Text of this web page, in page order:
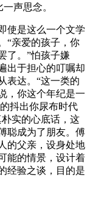
声思念。
使是这么一个文学
“亲爱的孩子，你
了。”怕孩子嫌
出于担心的叮嘱却
表达。“这一类的
，你这个年纪是一
抖出你尿布时代
实的心底话，这
聪成为了朋友。傅
的父亲，设身处地
能的情景，设计着
经验之谈，目的是